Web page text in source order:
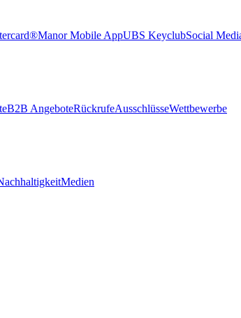
Manor Mobile AppUBS KeyclubSocial
B2B AngeboteRückrufeAusschlüsseWettbewerbe
Medien